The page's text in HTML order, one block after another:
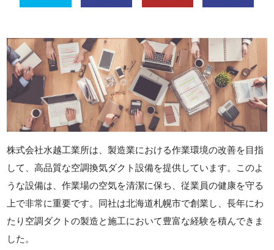
株式会社水越工業所は、製造業における作業環境の改善を目指
して、高品質な空調換気ダクト設備を提供しています。このよ
うな設備は、作業場の空気を清潔に保ち、従業員の健康を守る
上で非常に重要です。同社は北海道札幌市で創業し、長年にわ
たり空調ダクトの製造と施工において豊富な経験を積んできま
した。